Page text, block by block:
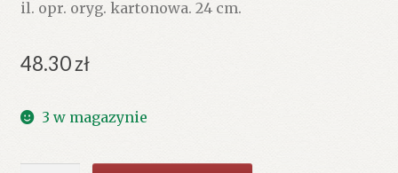
il. opr. oryg. kartonowa. 24 cm.
48.30zł
3 w magazynie